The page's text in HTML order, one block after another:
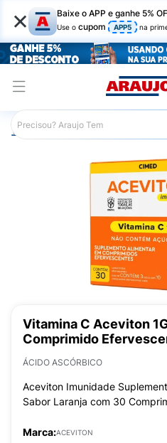
× Baixe o APP e ganhe 5%
Use o cupom APP5 na
Araujo Saúde e Bem Estar
Vitamina C Aceviton
Comprimido
ÁCIDO ASCÓRBICO
Aceviton Imunidade
Sabor Laranja com 30
Marca:ACEVITON